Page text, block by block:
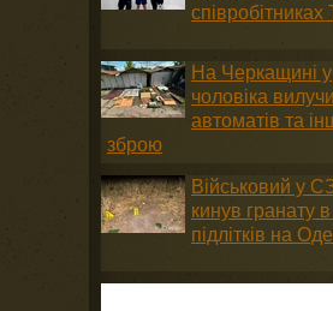
На Черкащині у
чоловіка
автоматів та
зброю
Військовий у
кинув гранату
підлітків на